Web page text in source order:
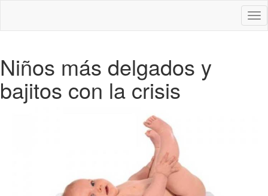
Niños más delgados y
bajitos con la crisis